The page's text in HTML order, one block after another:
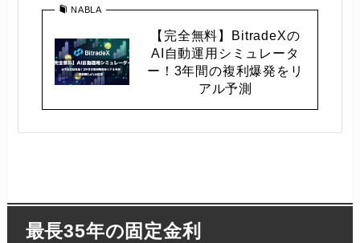
NABLA
【完全無料】BitradeXの
AI自動運用シミュレータ
ー！3年間の複利爆発をリ
アル予測
最長35年の固定金利